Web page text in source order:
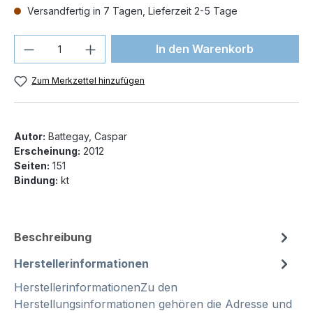
Versandfertig in 7 Tagen, Lieferzeit 2-5 Tage
Produkt Anzahl: Gib denIn den Warenkorb
Zum Merkzettel hinzufügen
Autor: Battegay, Caspar
Erscheinung: 2012
Seiten: 151
Bindung: kt
Beschreibung
Herstellerinformationen
HerstellerinformationenZu den
Herstellungsinformationen gehören die Adresse und